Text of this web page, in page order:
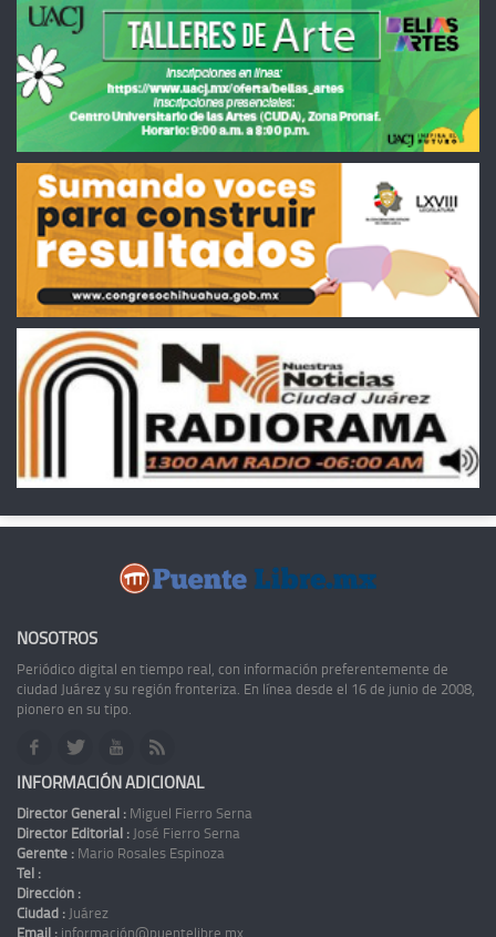
NOSOTROS
Periódico digital en tiempo real, con información preferentemente de
ciudad Juárez y su región fronteriza. En línea desde el 16 de junio de 2008,
pionero en su tipo.
INFORMACIÓN ADICIONAL
Director General : Miguel Fierro Serna
Director Editorial : José Fierro Serna
Gerente : Mario Rosales Espinoza
Tel :
Dirección :
Ciudad : Juárez
Email : información@puentelibre.mx